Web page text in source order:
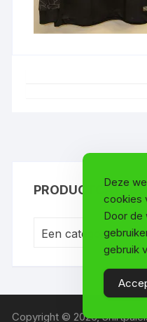
Een categorie
Copyright © 2026,
Deze
cookies
Door de
gebruik